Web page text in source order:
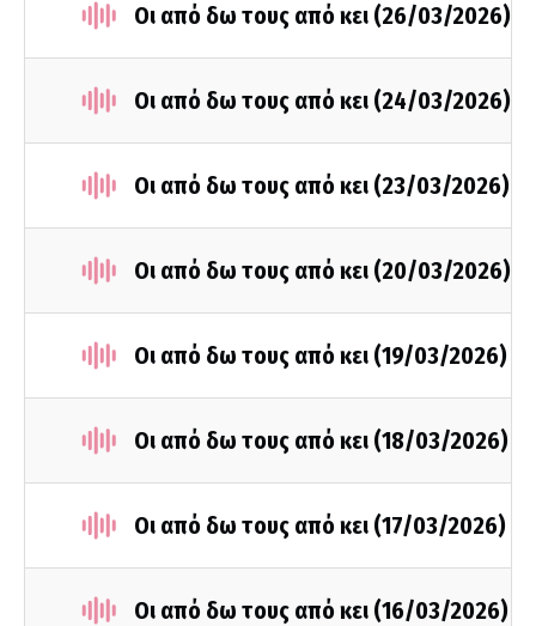
Οι από δω τους από κει (26/03/2026)
Οι από δω τους από κει (24/03/2026)
Οι από δω τους από κει (23/03/2026)
Οι από δω τους από κει (20/03/2026)
Οι από δω τους από κει (19/03/2026)
Οι από δω τους από κει (18/03/2026)
Οι από δω τους από κει (17/03/2026)
Οι από δω τους από κει (16/03/2026)